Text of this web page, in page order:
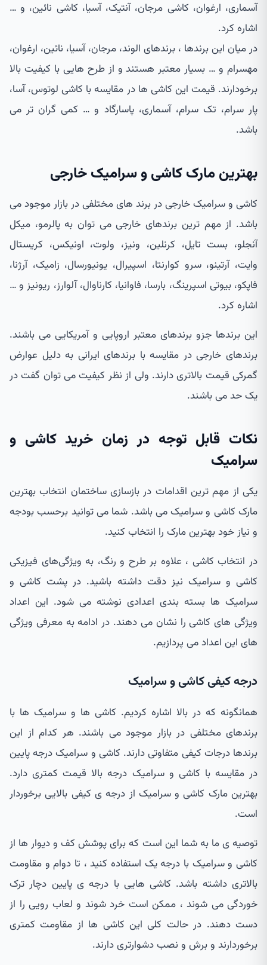
آسماری، ارغوان، کاشی مرجان، آنتیک، آسیا، کاشی نائین، و …
اشاره کرد.
در میان این برندها ، برندهای الوند، مرجان، آسیا، نائین، ارغوان،
مهسرام و … بسیار معتبر هستند و از طرح هایی با کیفیت بالا
برخودارند. قیمت این کاشی ها در مقایسه با کاشی لوتوس، آسا،
پار سرام، تک سرام، آسماری، پاسارگاد و … کمی گران تر می
باشد.
بهترین مارک کاشی و سرامیک خارجی
کاشی و سرامیک خارجی در برند های مختلفی در بازار موجود می
باشد. از مهم ترین برندهای خارجی می توان به پالرمو، میکل
آنجلو، بست تایل، کرنلین، ونیز، ولوت، اونیکس، کریستال
وایت، آرتینو، سرو کوارنتا، اسپیرال، یونیورسال، زامیک، آرژنا،
فاپکو، بیوتی اسپرینگ، بارسا، فاوانیا، کارناوال، آلوارز، ریونیز و …
اشاره کرد.
این برندها جزو برندهای معتبر اروپایی و آمریکایی می باشند.
برندهای خارجی در مقایسه با برندهای ایرانی به دلیل عوارض
گمرکی قیمت بالاتری دارند. ولی از نظر کیفیت می توان گفت در
یک حد می باشند.
نکات قابل توجه در زمان خرید کاشی و
سرامیک
یکی از مهم ترین اقدامات در بازسازی ساختمان انتخاب بهترین
مارک کاشی و سرامیک می باشد. شما می توانید برحسب بودجه
و نیاز خود بهترین مارک را انتخاب کنید.
در انتخاب کاشی ، علاوه بر طرح و رنگ، به ویژگی‌های فیزیکی
کاشی و سرامیک نیز دقت داشته باشید. در پشت کاشی و
سرامیک ها بسته بندی اعدادی نوشته می شود. این اعداد
ویژگی های کاشی را نشان می دهند. در ادامه به معرفی ویژگی
های این اعداد می پردازیم.
درجه کیفی کاشی و سرامیک
همانگونه که در بالا اشاره کردیم. کاشی ها و سرامیک ها با
برندهای مختلفی در بازار موجود می باشند. هر کدام از این
برندها درجات کیفی متفاوتی دارند. کاشی و سرامیک درجه پایین
در مقایسه با کاشی و سرامیک درجه بالا قیمت کمتری دارد.
بهترین مارک کاشی و سرامیک از درجه ی کیفی بالایی برخوردار
است.
توصیه ی ما به شما این است که برای پوشش کف و دیوار ها از
کاشی و سرامیک با درجه یک استفاده کنید ، تا دوام و مقاومت
بالاتری داشته باشد. کاشی هایی با درجه ی پایین دچار ترک
خوردگی می شوند ، ممکن است خرد شوند و لعاب رویی را از
دست دهند. در حالت کلی این کاشی ها از مقاومت کمتری
برخوردارند و برش و نصب دشوارتری دارند.